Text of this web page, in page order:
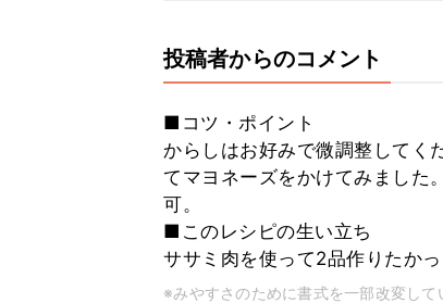
投稿者からのコメント
■コツ・ポイント
からしはお好みで微調整してく
てマヨネーズをかけてみました
可。
■このレシピの生い立ち
ササミ肉を使って2品作りたか
※みやすさのために書式を一部改変して